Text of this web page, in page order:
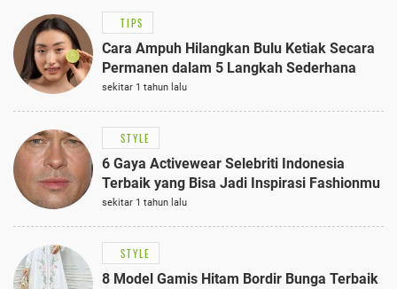
TIPS
Cara Ampuh Hilangkan Bulu Ketiak Secara
Permanen dalam 5 Langkah Sederhana
sekitar 1 tahun lalu
STYLE
6 Gaya Activewear Selebriti Indonesia
Terbaik yang Bisa Jadi Inspirasi Fashionmu
sekitar 1 tahun lalu
STYLE
8 Model Gamis Hitam Bordir Bunga Terbaik